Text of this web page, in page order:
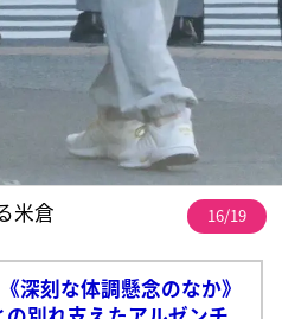
米倉 16/19
《深刻な体調懸念のなか》